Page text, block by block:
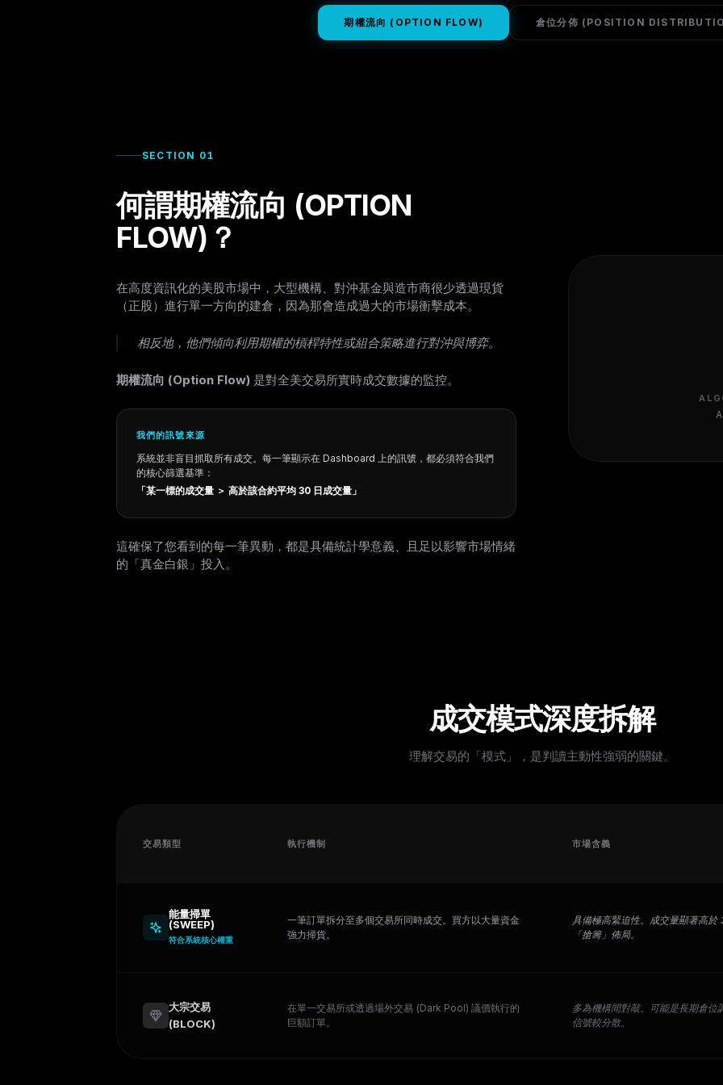
期權流向 (OPTION FLOW) 倉位分佈 (POSITION
SECTION 01
何謂期權流向 (OPTION
FLOW)？
在高度資訊化的美股市場中，大型機構、對沖基金與造市商很少透過現貨
（正股）進行單一方向的建倉，因為那會造成過大的市場衝擊成本。
相反地，他們傾向利用期權的槓桿特性或組合策略進行對沖與博弈。
期權流向 (Option Flow) 是對全美交易所實時成交數據的監控。
我們的訊號來源
系統並非盲目抓取所有成交。每一筆顯示在 Dashboard 上的訊號，都必須符合我們
的核心篩選基準：
「某一標的成交量 ＞ 高於該合約平均 30 日成交量」
這確保了您看到的每一筆異動，都是具備統計學意義、且足以影響市場情緒
的「真金白銀」投入。
成交模式深度拆解
理解交易的「模式」，是判讀主動性強弱的關鍵。
交易類型 執行機制 市場含義
能量掃單
(SWEEP)
符合系統核心權重
一筆訂單拆分至多個交易所同時成交。買方以大量資金
強力掃貨。
具備極高緊迫性。成交量顯著高
「搶籌」佈局。
大宗交易
(BLOCK)
在單一交易所或透過場外交易 (Dark Pool) 議價執行的
巨額訂單。
多為機構間對敲。可能是長期倉
信號較分散。